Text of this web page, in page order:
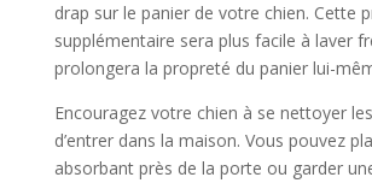
drap sur le panier de votre chien. Cette
supplémentaire sera plus facile à laver
prolongera la propreté du panier lui-
Encouragez votre chien à se nettoyer
d’entrer dans la maison. Vous pouvez
absorbant près de la porte ou garder